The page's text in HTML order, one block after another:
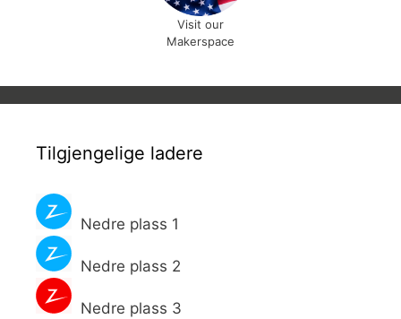
Visit our
Makerspace
Tilgjengelige ladere
Nedre plass 1
Nedre plass 2
Nedre plass 3